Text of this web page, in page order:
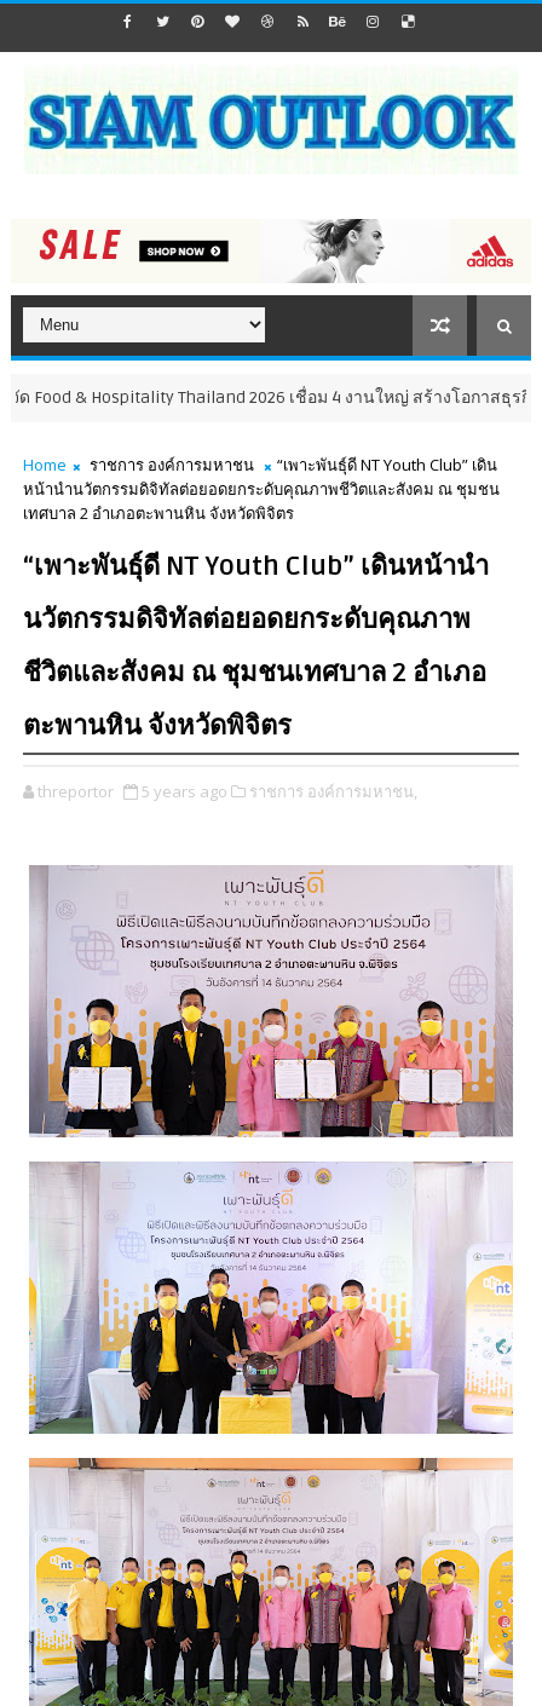
Thailand 2026 เชื่อม 4 งานใหญ่ สร้างโอกาสธุรกิจครบวงจร
Home ราชการ องค์การมหาชน
“เพาะพันธุ์ดี NT Youth Club” เดิน
หน้านำนวัตกรรมดิจิทัลต่อยอดยกระดับคุณภาพชีวิตและสังคม ณ ชุมชน
เทศบาล 2 อำเภอตะพานหิน จังหวัดพิจิตร
“เพาะพันธุ์ดี NT Youth Club” เดินหน้านำ
นวัตกรรมดิจิทัลต่อยอดยกระดับคุณภาพ
ชีวิตและสังคม ณ ชุมชนเทศบาล 2 อำเภอ
ตะพานหิน จังหวัดพิจิตร
threportor 5 years ago ราชการ องค์การมหาชน,